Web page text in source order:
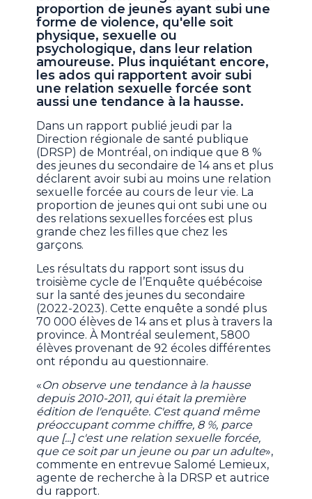
proportion de jeunes ayant subi une
forme de violence, qu'elle soit
physique, sexuelle ou
psychologique, dans leur relation
amoureuse. Plus inquiétant encore,
les ados qui rapportent avoir subi
une relation sexuelle forcée sont
aussi une tendance à la hausse.
Dans un rapport publié jeudi par la
Direction régionale de santé publique
(DRSP) de Montréal, on indique que 8 %
des jeunes du secondaire de 14 ans et plus
déclarent avoir subi au moins une relation
sexuelle forcée au cours de leur vie. La
proportion de jeunes qui ont subi une ou
des relations sexuelles forcées est plus
grande chez les filles que chez les
garçons.
Les résultats du rapport sont issus du
troisième cycle de l’Enquête québécoise
sur la santé des jeunes du secondaire
(2022-2023). Cette enquête a sondé plus
70 000 élèves de 14 ans et plus à travers la
province. À Montréal seulement, 5800
élèves provenant de 92 écoles différentes
ont répondu au questionnaire.
«On observe une tendance à la hausse
depuis 2010-2011, qui était la première
édition de l'enquête. C'est quand même
préoccupant comme chiffre, 8 %, parce
que [...] c'est une relation sexuelle forcée,
que ce soit par un jeune ou par un adulte»,
commente en entrevue Salomé Lemieux,
agente de recherche à la DRSP et autrice
du rapport.